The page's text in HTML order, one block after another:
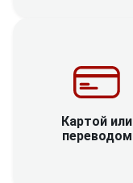
Картой или
переводом